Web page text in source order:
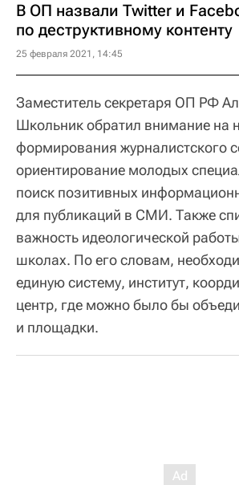
В ОП назвали Twitter и
по деструктивному контенту
25 февраля 2021, 14:45
Заместитель секретаря ОП РФ
Школьник обратил внимание на
формирования журналистского
ориентирование молодых
поиск позитивных
для публикаций в СМИ. Также
важность идеологической
школах. По его словам,
единую систему, институт,
центр, где можно было бы
и площадки.